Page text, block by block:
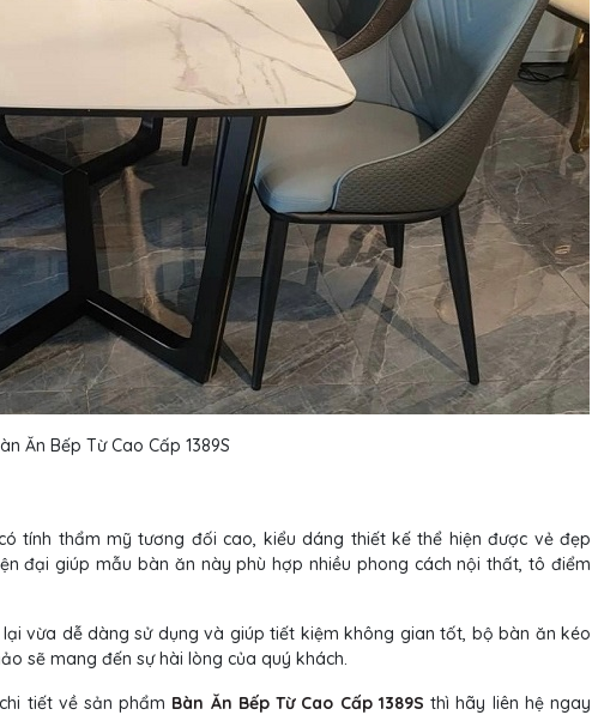
Ăn Bếp Từ Cao Cấp 1389S
tính thẩm mỹ tương đối cao, kiểu dáng thiết kế thể hiện được vẻ đẹp
đại giúp mẫu bàn ăn này phù hợp nhiều phong cách nội thất, tô điểm
vừa dễ dàng sử dụng và giúp tiết kiệm không gian tốt, bộ bàn ăn kéo
sẽ mang đến sự hài lòng của quý khách.
tiết về sản phẩm Bàn Ăn Bếp Từ Cao Cấp 1389S thì hãy liên hệ ngay